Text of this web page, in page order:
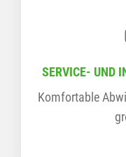
SERVICE- UND
Komfortable